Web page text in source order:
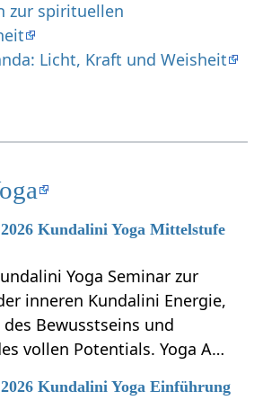
zur spirituellen
Licht, Kraft und Weisheit
Kundalini Yoga Mittelstufe
Yoga Seminar zur
inneren Kundalini Energie,
Bewusstseins und
vollen Potentials. Yoga A…
Kundalini Yoga Einführung